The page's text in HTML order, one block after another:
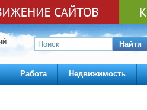
Найти
Работа Недвижимость